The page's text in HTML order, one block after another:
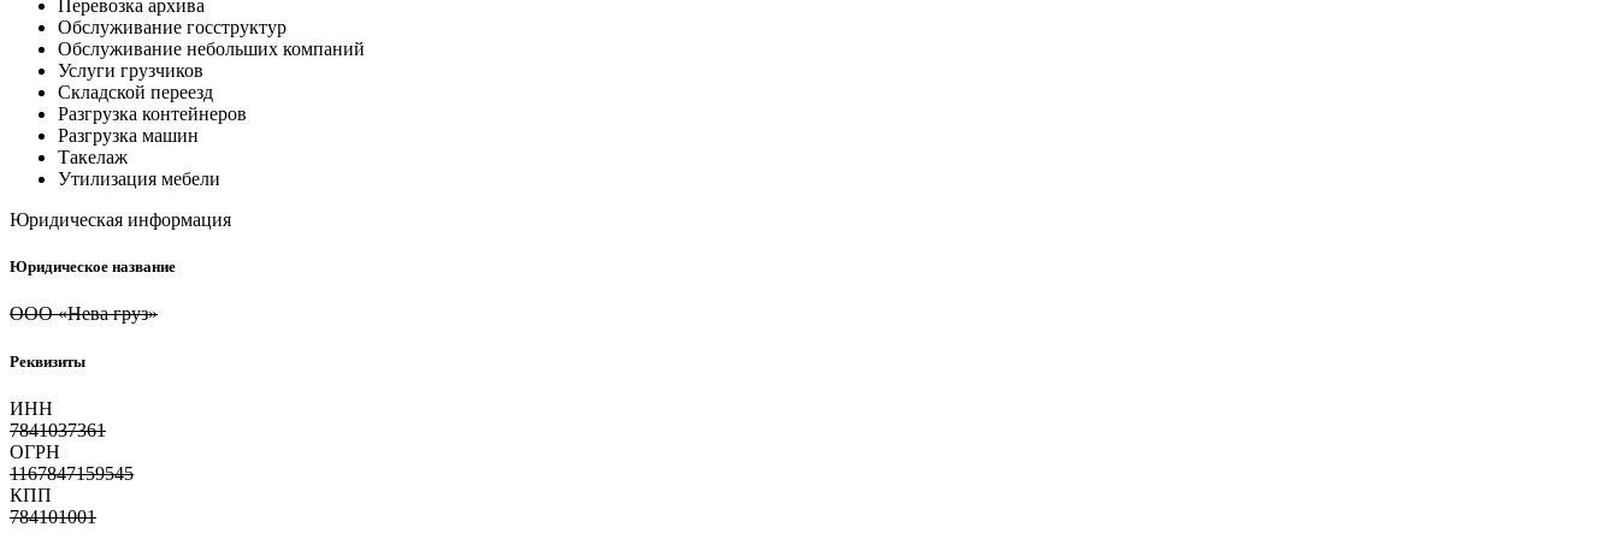
Перевозка архива
Обслуживание госструктур
Обслуживание небольших компаний
Услуги грузчиков
Складской переезд
Разгрузка контейнеров
Разгрузка машин
Такелаж
Утилизация мебели
Юридическая информация
Юридическое название
ООО «Нева груз»
Реквизиты
ИНН
7841037361
ОГРН
1167847159545
КПП
784101001